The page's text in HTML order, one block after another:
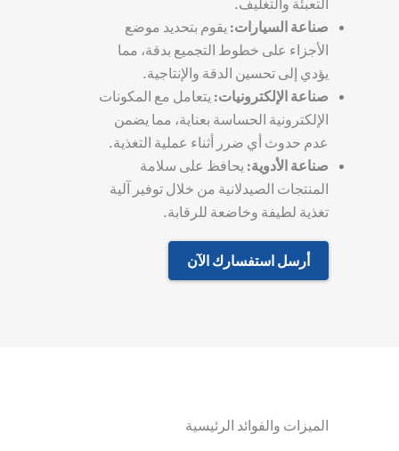
التعبئة والتغليف.
صناعة السيارات: يقوم بتحديد موضع
الأجزاء على خطوط التجميع بدقة، مما
يؤدي إلى تحسين الدقة والإنتاجية.
صناعة الإلكترونيات: يتعامل مع المكونات
الإلكترونية الحساسة بعناية، مما يضمن
عدم حدوث أي ضرر أثناء عملية التغذية.
صناعة الأدوية: يحافظ على سلامة
المنتجات الصيدلانية من خلال توفير آلية
تغذية لطيفة وخاضعة للرقابة.
أرسل استفسارك الآن
الميزات والفوائد الرئيسية